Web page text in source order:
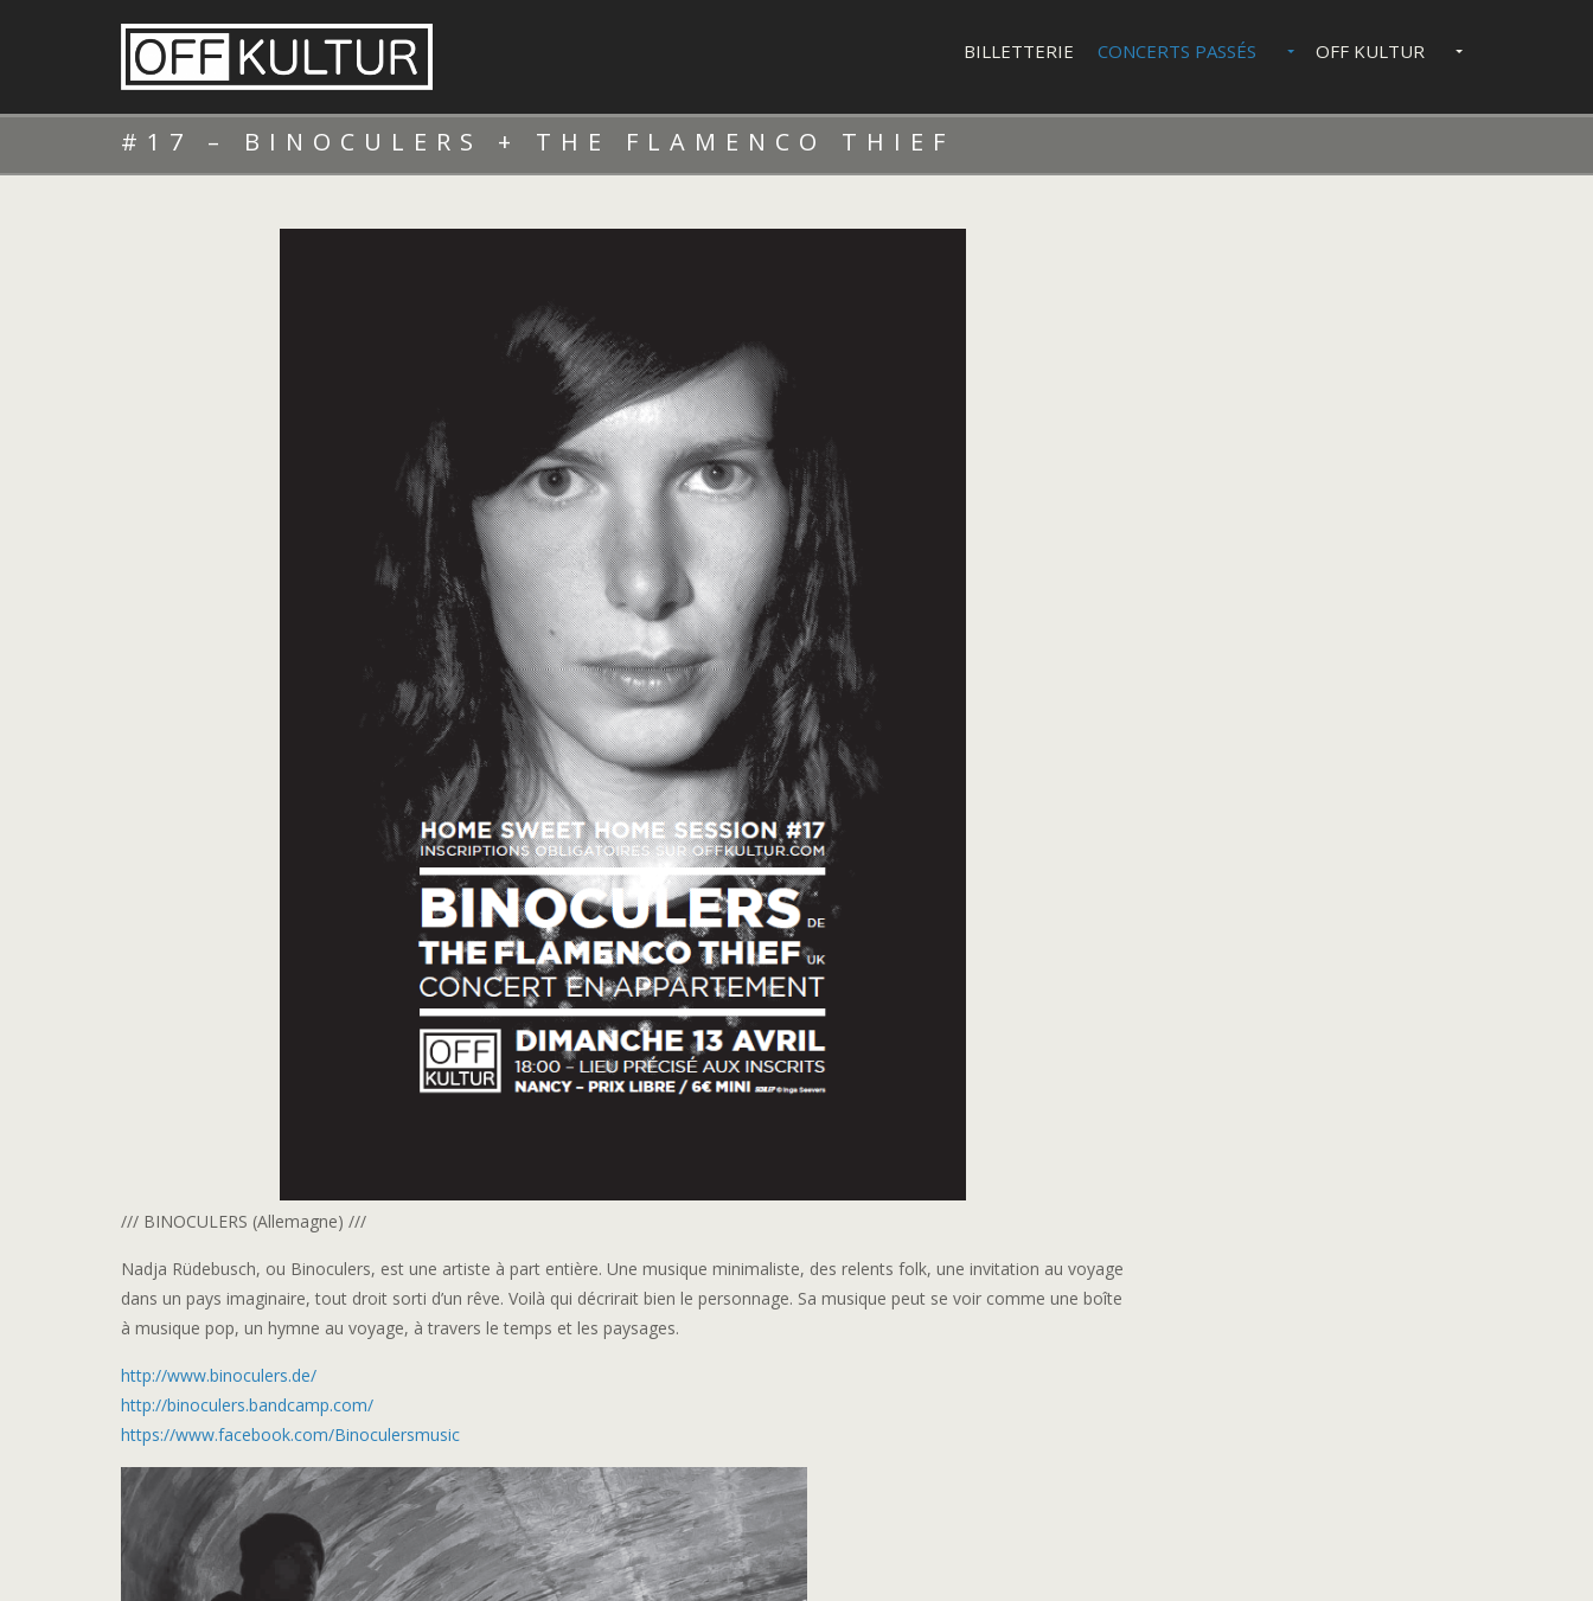
BILLETTERIE CONCERTS PASSÉS OFF KULTUR
#17 – BINOCULERS + THE FLAMENCO THIEF
/// BINOCULERS (Allemagne) ///
Nadja Rüdebusch, ou Binoculers, est une artiste à part entière. Une musique minimaliste, des relents folk, une invitation au voyage
dans un pays imaginaire, tout droit sorti d’un rêve. Voilà qui décrirait bien le personnage. Sa musique peut se voir comme une boîte
à musique pop, un hymne au voyage, à travers le temps et les paysages.
http://www.binoculers.de/
http://binoculers.bandcamp.com/
https://www.facebook.com/Binoculersmusic